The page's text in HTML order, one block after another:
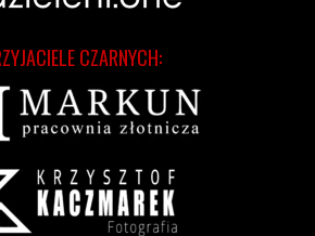
CZARNYCH: